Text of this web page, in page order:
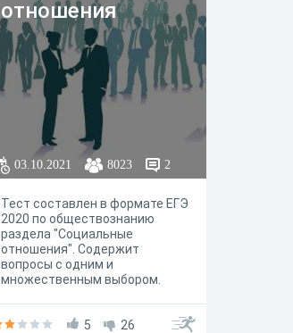
отношения
03.10.2021 8023 2
Тест составлен в формате ЕГЭ
2020 по обществознанию
раздела "Социальные
отношения". Содержит
вопросы с одним и
множественным выбором.
5
26